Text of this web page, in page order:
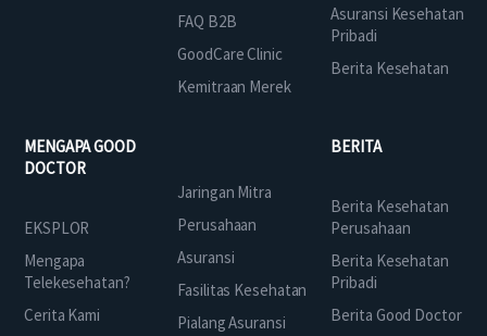
FAQ B2B
GoodCare Clinic
Kemitraan Merek
Asuransi Kesehatan
Pribadi
Berita Kesehatan
MENGAPA GOOD
DOCTOR
EKSPLOR
Mengapa
Telekesehatan?
Cerita Kami
Jaringan Mitra
Perusahaan
Asuransi
Fasilitas Kesehatan
Pialang Asuransi
BERITA
Berita Kesehatan
Perusahaan
Berita Kesehatan
Pribadi
Berita Good Doctor